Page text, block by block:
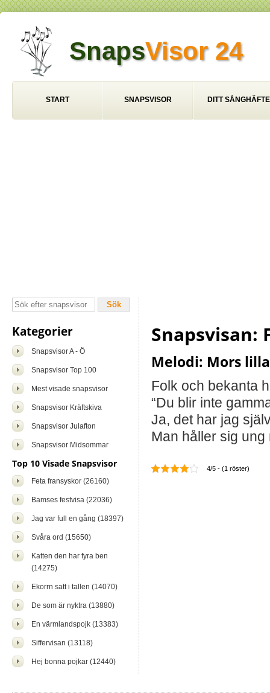
SnapsVisor 24
START SNAPSVISOR DITT SÅNGHÄFTE
Kategorier
Snapsvisor A - Ö
Snapsvisor Top 100
Mest visade snapsvisor
Snapsvisor Kräftskiva
Snapsvisor Julafton
Snapsvisor Midsommar
Top 10 Visade Snapsvisor
Feta fransyskor (26160)
Bamses festvisa (22036)
Jag var full en gång (18397)
Svåra ord (15650)
Katten den har fyra ben
(14275)
Ekorrn satt i tallen (14070)
De som är nyktra (13880)
En värmlandspojk (13383)
Siffervisan (13118)
Hej bonna pojkar (12440)
Snapsvisan:
Melodi: Mors
Folk och bekanta
“Du blir inte
Ja, det har jag
Man håller sig
4/5 - (1 röster)